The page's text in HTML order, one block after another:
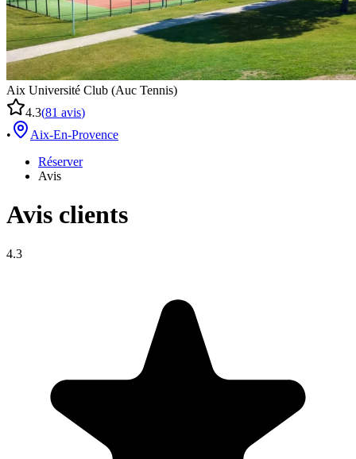
Aix Université Club (Auc Tennis)
4.3(81 avis)
•
Aix-En-Provence
Réserver
Avis
Avis clients
4.3